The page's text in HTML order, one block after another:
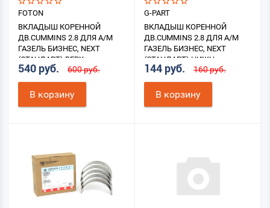
FOTON
ВКЛАДЫШ КОРЕННОЙ
ДВ.CUMMINS 2.8 ДЛЯ А/М
ГАЗЕЛЬ БИЗНЕС, NEXT
(СТАНДАРТ) ВЕРХ.
(УПОРНЫЙ)
540 руб. 600 руб.
В корзину
G-PART
ВКЛАДЫШ КОРЕННОЙ
ДВ.CUMMINS 2.8 ДЛЯ А/М
ГАЗЕЛЬ БИЗНЕС, NEXT
(СТАНДАРТ) НИЖН.
144 руб. 160 руб.
В корзину